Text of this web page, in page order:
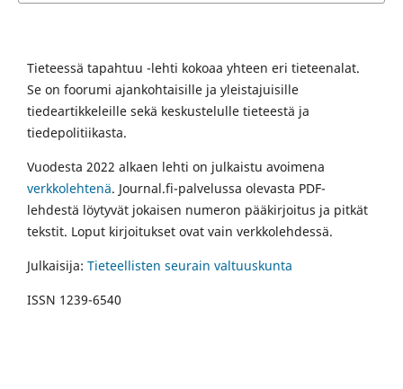
Tieteessä tapahtuu -lehti kokoaa yhteen eri tieteenalat.
Se on foorumi ajankohtaisille ja yleistajuisille
tiedeartikkeleille sekä keskustelulle tieteestä ja
tiedepolitiikasta.
Vuodesta 2022 alkaen lehti on julkaistu avoimena
verkkolehtenä. Journal.fi-palvelussa olevasta PDF-
lehdestä löytyvät jokaisen numeron pääkirjoitus ja pitkät
tekstit. Loput kirjoitukset ovat vain verkkolehdessä.
Julkaisija: Tieteellisten seurain valtuuskunta
ISSN 1239-6540